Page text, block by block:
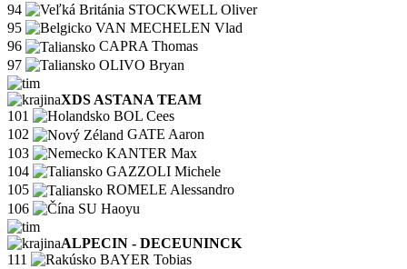
94
STOCKWELL Oliver
95
VAN MECHELEN Vlad
96
CAPRA Thomas
97
OLIVO Bryan
XDS ASTANA TEAM
101
BOL Cees
102
GATE Aaron
103
KANTER Max
104
GAZZOLI Michele
105
ROMELE Alessandro
106
SU Haoyu
ALPECIN - DECEUNINCK
111
BAYER Tobias